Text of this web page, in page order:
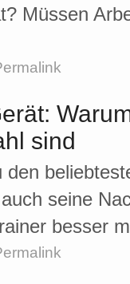
Müssen
sind
seine
besser